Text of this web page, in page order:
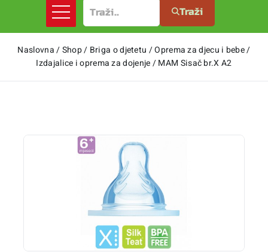
Traži
Naslovna/Shop/ Briga o djetetu /Oprema za djecu i bebe/
Izdajalice i oprema za dojenje/MAM Sisač br.X A2